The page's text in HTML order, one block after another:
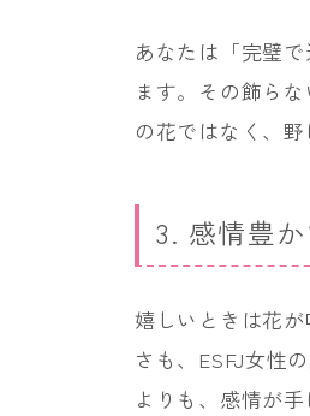
あなたは「完璧
ます。その飾ら
の花ではなく、
3. 感情豊
嬉しいときは花
さも、ESFJ女性
よりも、感情が